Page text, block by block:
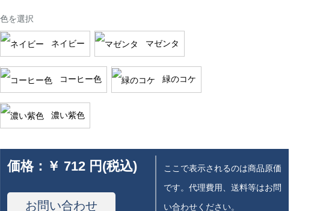
色を選択
ネイビー マゼンタ
コーヒー色 緑のコケ
濃い紫色
価格： ￥ 712 円(税込)
お問い合わせ
ここで表示されるのは商品原価
です。代理費用、送料等はお問
い合わせください。